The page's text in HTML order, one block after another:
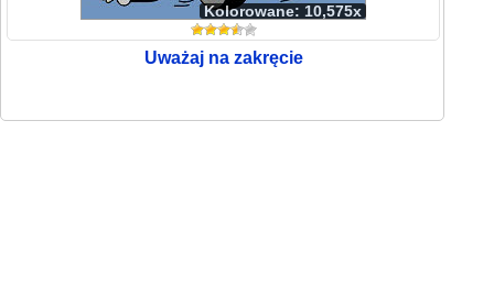
Kolorowane: 10,575x
Uważaj na zakręcie